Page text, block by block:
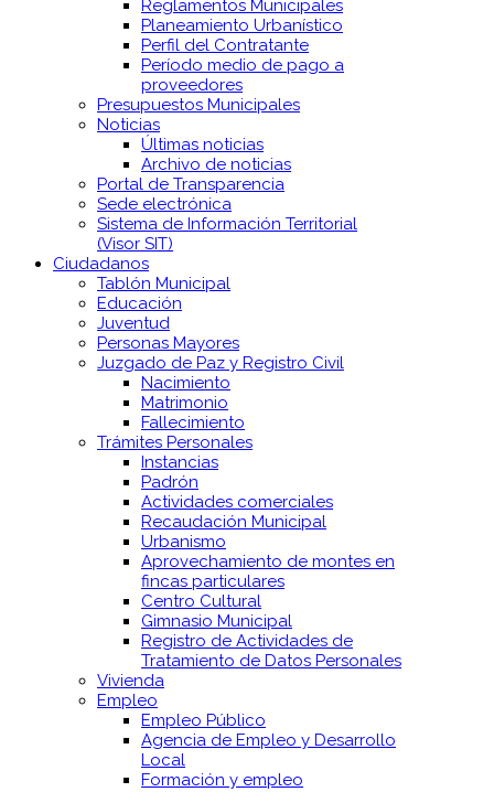
Reglamentos Municipales
Planeamiento Urbanístico
Perfil del Contratante
Período medio de pago a
proveedores
Presupuestos Municipales
Noticias
Últimas noticias
Archivo de noticias
Portal de Transparencia
Sede electrónica
Sistema de Información Territorial
(Visor SIT)
Ciudadanos
Tablón Municipal
Educación
Juventud
Personas Mayores
Juzgado de Paz y Registro Civil
Nacimiento
Matrimonio
Fallecimiento
Trámites Personales
Instancias
Padrón
Actividades comerciales
Recaudación Municipal
Urbanismo
Aprovechamiento de montes en
fincas particulares
Centro Cultural
Gimnasio Municipal
Registro de Actividades de
Tratamiento de Datos Personales
Vivienda
Empleo
Empleo Público
Agencia de Empleo y Desarrollo
Local
Formación y empleo